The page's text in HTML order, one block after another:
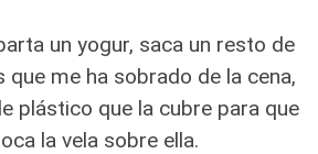
un yogur, saca un resto de
me ha sobrado de la cena,
plástico que la cubre para que
la vela sobre ella.